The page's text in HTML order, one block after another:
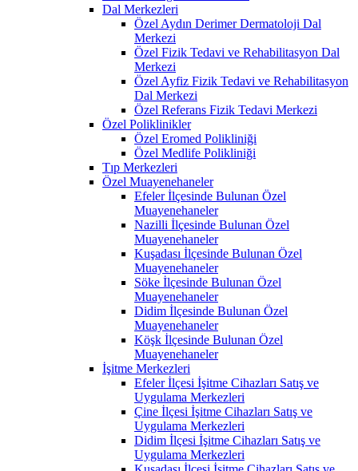
Dal Merkezleri
Özel Aydın Derimer Dermatoloji Dal
Merkezi
Özel Fizik Tedavi ve Rehabilitasyon Dal
Merkezi
Özel Ayfiz Fizik Tedavi ve Rehabilitasyon
Dal Merkezi
Özel Referans Fizik Tedavi Merkezi
Özel Poliklinikler
Özel Eromed Polikliniği
Özel Medlife Polikliniği
Tıp Merkezleri
Özel Muayenehaneler
Efeler İlçesinde Bulunan Özel
Muayenehaneler
Nazilli İlçesinde Bulunan Özel
Muayenehaneler
Kuşadası İlçesinde Bulunan Özel
Muayenehaneler
Söke İlçesinde Bulunan Özel
Muayenehaneler
Didim İlçesinde Bulunan Özel
Muayenehaneler
Köşk İlçesinde Bulunan Özel
Muayenehaneler
İşitme Merkezleri
Efeler İlçesi İşitme Cihazları Satış ve
Uygulama Merkezleri
Çine İlçesi İşitme Cihazları Satış ve
Uygulama Merkezleri
Didim İlçesi İşitme Cihazları Satış ve
Uygulama Merkezleri